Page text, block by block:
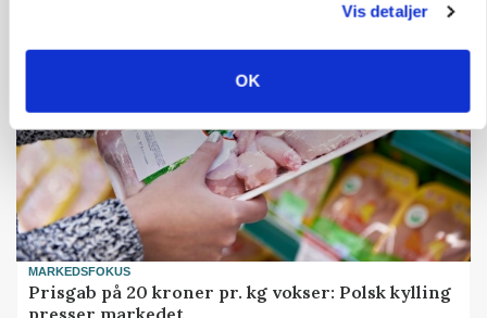
Vis detaljer
OK
MARKEDSFOKUS
Prisgab på 20 kroner pr. kg vokser: Polsk kylling
presser markedet